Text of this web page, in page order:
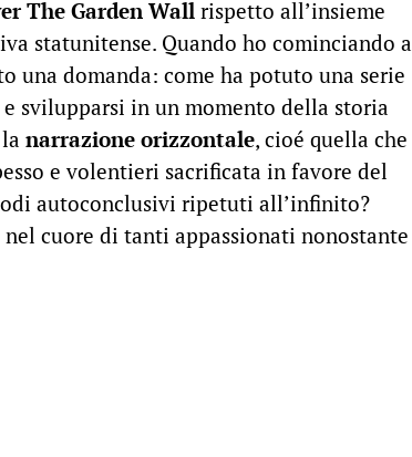
The Garden Wall rispetto all’insieme
statunitense. Quando ho cominciando a
una domanda: come ha potuto una serie
e svilupparsi in un momento della storia
narrazione orizzontale, cioé quella che
e volentieri sacrificata in favore del
autoconclusivi ripetuti all’infinito?
nel cuore di tanti appassionati nonostante